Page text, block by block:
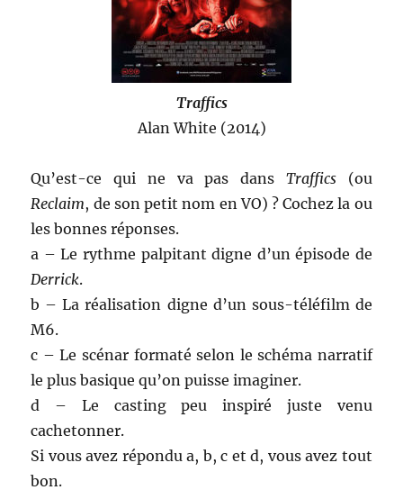
Traffics
Alan White (2014)
Qu’est-ce qui ne va pas dans Traffics(ou
Reclaim, de son petit nom en VO) ? Cochez la ou
les bonnes réponses.
a – Le rythme palpitant digne d’un épisode de
Derrick.
b – La réalisation digne d’un sous-téléfilm de
M6.
c – Le scénar formaté selon le schéma narratif
le plus basique qu’on puisse imaginer.
d – Le casting peu inspiré juste venu
cachetonner.
Si vous avez répondu a, b, c et d, vous avez tout
bon.